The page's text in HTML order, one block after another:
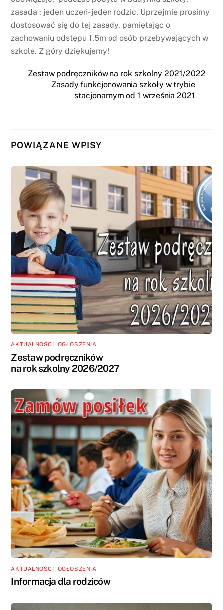
zasada : jeden uczeń- jeden rodzic. Uprzejmie prosimy
dostosować się do tej zasady, pamiętając o
zachowaniu odstępu 1,5m od osób przebywających w
szkole. Z góry dziękujemy!
Zestaw podręczników na rok szkolny 2021/2022
Zasady funkcjonowania szkoły w trybie
stacjonarnym od 1 września 2021
POWIĄZANE WPISY
AKTUALNOŚCI OGŁOSZENIA
Zestaw podręczników
na rok szkolny 2026/2027
AKTUALNOŚCI OGŁOSZENIA
Informacja dla rodziców